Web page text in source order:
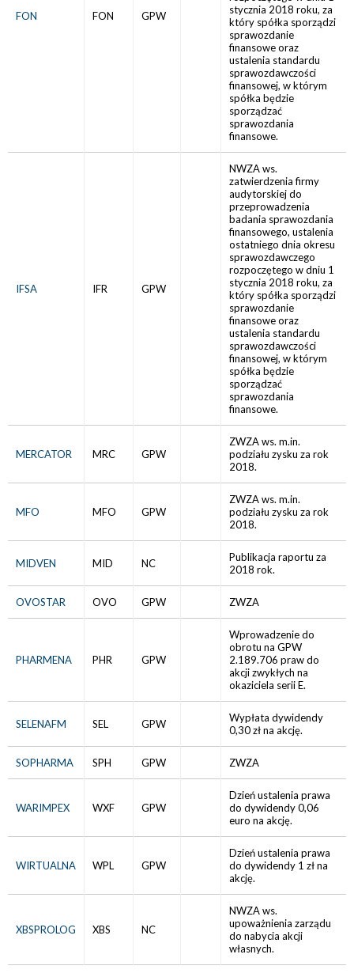
FON FON GPW
stycznia 2018 roku, za
który spółka sporządzi
sprawozdanie
finansowe oraz
ustalenia standardu
sprawozdawczości
finansowej, w którym
spółka będzie
sporządzać
sprawozdania
finansowe.
IFSA IFR GPW
NWZA ws.
zatwierdzenia firmy
audytorskiej do
przeprowadzenia
badania sprawozdania
finansowego, ustalenia
ostatniego dnia okresu
sprawozdawczego
rozpoczętego w dniu 1
stycznia 2018 roku, za
który spółka sporządzi
sprawozdanie
finansowe oraz
ustalenia standardu
sprawozdawczości
finansowej, w którym
spółka będzie
sporządzać
sprawozdania
finansowe.
MERCATOR MRC GPW
ZWZA ws. m.in.
podziału zysku za rok
2018.
MFO MFO GPW
ZWZA ws. m.in.
podziału zysku za rok
2018.
MIDVEN MID NC
Publikacja raportu za
2018 rok.
OVOSTAR OVO GPW ZWZA
PHARMENA PHR GPW
Wprowadzenie do
obrotu na GPW
2.189.706 praw do
akcji zwykłych na
okaziciela serii E.
SELENAFM SEL GPW
Wypłata dywidendy
0,30 zł na akcję.
SOPHARMA SPH GPW ZWZA
WARIMPEX WXF GPW
Dzień ustalenia prawa
do dywidendy 0,06
euro na akcję.
WIRTUALNA WPL GPW
Dzień ustalenia prawa
do dywidendy 1 zł na
akcję.
XBSPROLOG XBS NC
NWZA ws.
upoważnienia zarządu
do nabycia akcji
własnych.